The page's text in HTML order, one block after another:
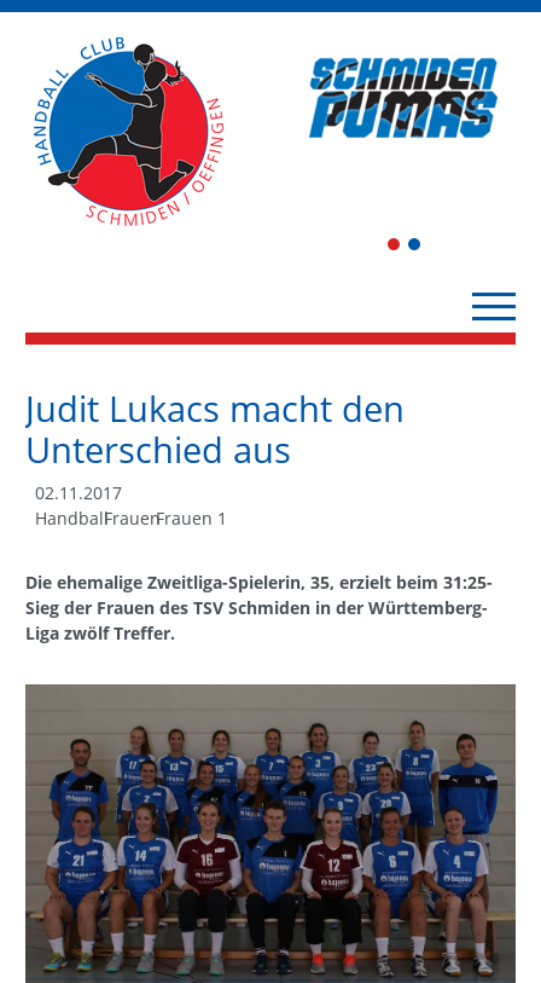
1 2
Judit Lukacs macht den
Unterschied aus
02.11.2017
HandballFrauenFrauen 1
Die ehemalige Zweitliga-Spielerin, 35, erzielt beim 31:25-
Sieg der Frauen des TSV Schmiden in der Württemberg-
Liga zwölf Treffer.